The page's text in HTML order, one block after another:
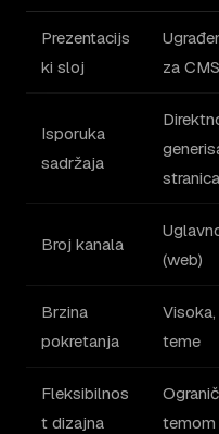
Prezentacijs
ki sloj
za CMS
Isporuka
sadržaja
stranica
Broj kanala
(web)
Brzina
pokretanja
teme
Fleksibilnos
t dizajna
temom